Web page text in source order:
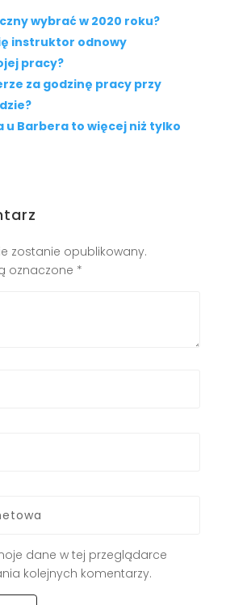
wybrać w 2020 roku?
instruktor odnowy
pracy?
za godzinę pracy przy
u Barbera to więcej niż tylko
zostanie opublikowany.
oznaczone *
dane w tej przeglądarce
kolejnych komentarzy.